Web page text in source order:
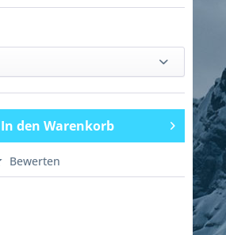
In den Warenkorb
Bewerten